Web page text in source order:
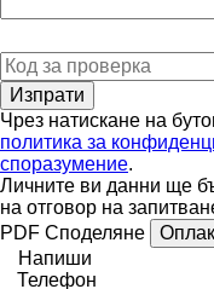
Чрез натискане на
политика за
споразумение.
Личните ви данни ще
на отговор на
PDF Споделяне
Напиши
Телефон